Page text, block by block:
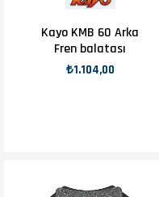
Kayo KMB 60 Arka
Fren balatası
₺1.104,00